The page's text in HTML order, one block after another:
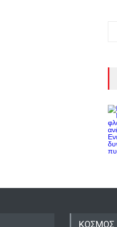
ΚΟΣΜΟΣ